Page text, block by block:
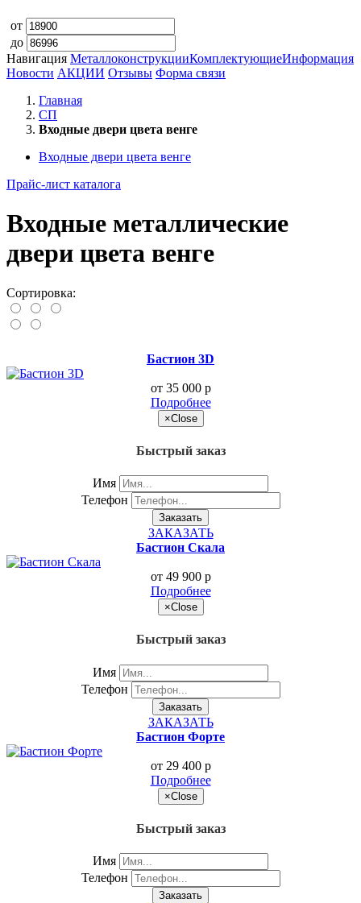
от
до
Навигация МеталлоконструкцииКомплектующиеИнформация
Новости АКЦИИ Отзывы Форма связи
Главная
СП
Входные двери цвета венге
Входные двери цвета венге
Прайс-лист каталога
Входные металлические
двери цвета венге
Сортировка:
Бастион 3D
от 35 000 p
Подробнее
×Close
Быстрый заказ
Имя
Телефон
Заказать
ЗАКАЗАТЬ
Бастион Скала
от 49 900 p
Подробнее
×Close
Быстрый заказ
Имя
Телефон
Заказать
ЗАКАЗАТЬ
Бастион Форте
от 29 400 p
Подробнее
×Close
Быстрый заказ
Имя
Телефон
Заказать